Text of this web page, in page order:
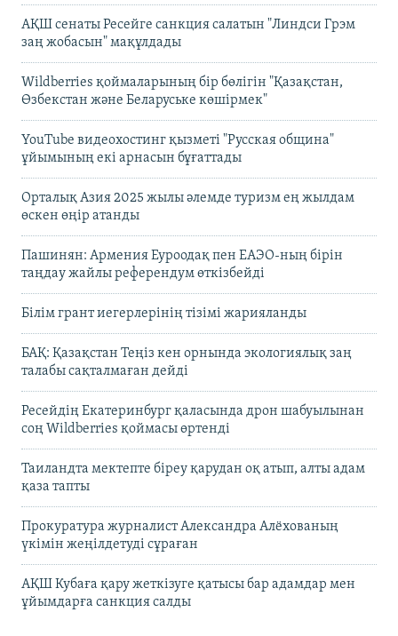
АҚШ сенаты Ресейге санкция салатын "Линдси Грэм
заң жобасын" мақұлдады
Wildberries қоймаларының бір бөлігін "Қазақстан,
Өзбекстан және Беларуське көшірмек"
YouTube видеохостинг қызметі "Русская община"
ұйымының екі арнасын бұғаттады
Орталық Азия 2025 жылы әлемде туризм ең жылдам
өскен өңір атанды
Пашинян: Армения Еуроодақ пен ЕАЭО-ның бірін
таңдау жайлы референдум өткізбейді
Білім грант иегерлерінің тізімі жарияланды
БАҚ: Қазақстан Теңіз кен орнында экологиялық заң
талабы сақталмаған дейді
Ресейдің Екатеринбург қаласында дрон шабуылынан
соң Wildberries қоймасы өртенді
Таиландта мектепте біреу қарудан оқ атып, алты адам
қаза тапты
Прокуратура журналист Александра Алёхованың
үкімін жеңілдетуді сұраған
АҚШ Кубаға қару жеткізуге қатысы бар адамдар мен
ұйымдарға санкция салды